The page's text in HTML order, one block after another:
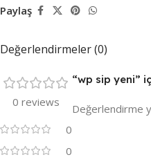
Paylaş
Değerlendirmeler (0)
0 reviews
0
0
“wp sip yeni”
Değerlendirme